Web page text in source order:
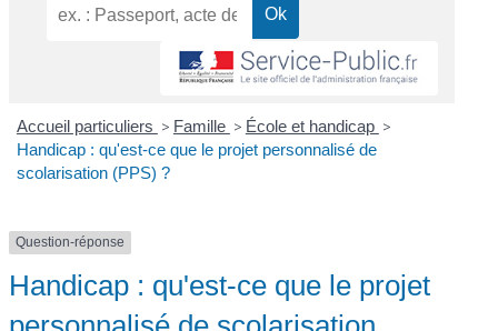
Accueil particuliers > Famille > École et handicap >
Handicap : qu'est-ce que le projet personnalisé de
scolarisation (PPS) ?
Question-réponse
Handicap : qu'est-ce que le projet